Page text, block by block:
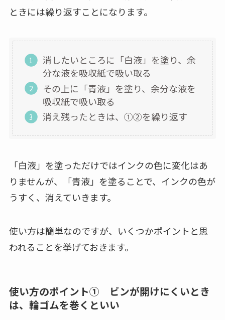
ときには繰り返すことになります。
消したいところに「白液」を塗り、余
分な液を吸収紙で吸い取る
その上に「青液」を塗り、余分な液を
吸収紙で吸い取る
消え残ったときは、①②を繰り返す
「白液」を塗っただけではインクの色に変化はあ
りませんが、「青液」を塗ることで、インクの色が
うすく、消えていきます。
使い方は簡単なのですが、いくつかポイントと思
われることを挙げておきます。
使い方のポイント① ビンが開けにくいとき
は、輪ゴムを巻くといい